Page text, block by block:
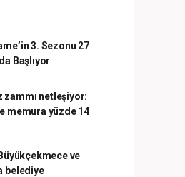
3. Sezonu 27
Başlıyor
zammı netleşiyor:
memura yüzde 14
ve
belediye